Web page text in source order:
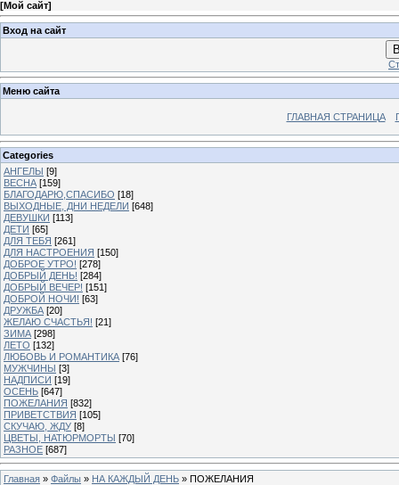
[Мой сайт]
Вход на сайт
Меню сайта
ГЛАВНАЯ СТРАНИЦА
Categories
АНГЕЛЫ [9]
ВЕСНА [159]
БЛАГОДАРЮ,СПАСИБО [18]
ВЫХОДНЫЕ, ДНИ НЕДЕЛИ [648]
ДЕВУШКИ [113]
ДЕТИ [65]
ДЛЯ ТЕБЯ [261]
ДЛЯ НАСТРОЕНИЯ [150]
ДОБРОЕ УТРО! [278]
ДОБРЫЙ ДЕНЬ! [284]
ДОБРЫЙ ВЕЧЕР! [151]
ДОБРОЙ НОЧИ! [63]
ДРУЖБА [20]
ЖЕЛАЮ СЧАСТЬЯ! [21]
ЗИМА [298]
ЛЕТО [132]
ЛЮБОВЬ И РОМАНТИКА [76]
МУЖЧИНЫ [3]
НАДПИСИ [19]
ОСЕНЬ [647]
ПОЖЕЛАНИЯ [832]
ПРИВЕТСТВИЯ [105]
СКУЧАЮ, ЖДУ [8]
ЦВЕТЫ, НАТЮРМОРТЫ [70]
РАЗНОЕ [687]
Главная » Файлы » НА КАЖДЫЙ ДЕНЬ » ПОЖЕЛАНИЯ